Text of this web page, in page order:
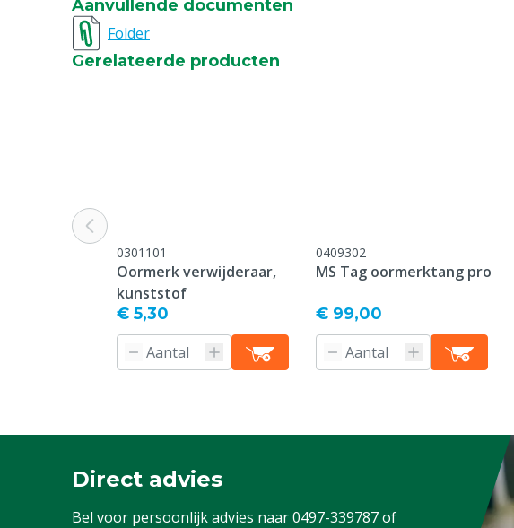
Bedrukking
Type sluiting pin
Kleur
Rood
Nummerreeks
Aanvullende documenten
Folder
Gerelateerde producten
0301101
Oormerk verwijderaar,
kunststof
€ 5,30
0409302
MS Tag oormerktang pro
€ 99,00
Direct advies
Bel voor persoonlijk advies naar0497-339787of